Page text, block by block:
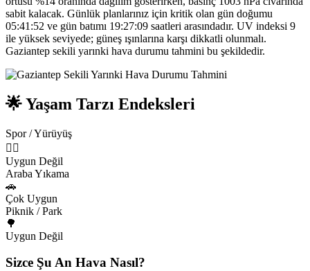
sabit kalacak. Günlük planlarınız için kritik olan gün doğumu
05:41:52 ve gün batımı 19:27:09 saatleri arasındadır. UV indeksi 9
ile yüksek seviyede; güneş ışınlarına karşı dikkatli olunmalı.
Gaziantep sekili yarınki hava durumu tahmini bu şekildedir.
🌟 Yaşam Tarzı Endeksleri
Spor / Yürüyüş
🏃‍♂️
Uygun Değil
Araba Yıkama
🚗
Çok Uygun
Piknik / Park
🌳
Uygun Değil
Sizce Şu An Hava Nasıl?